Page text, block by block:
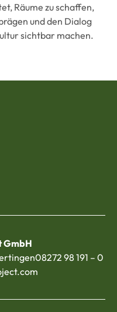
Räume zu schaffen,
und den Dialog
sichtbar machen.
GmbH
08272 98 191 – 0